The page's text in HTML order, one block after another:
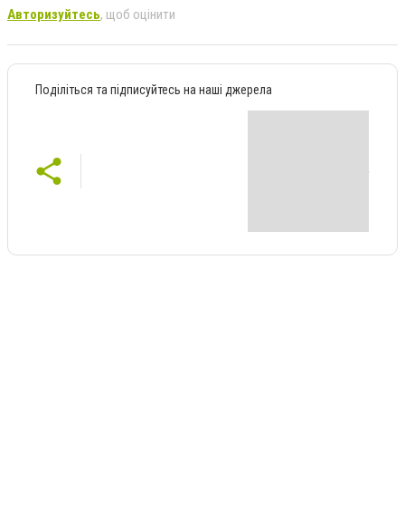
Авторизуйтесь, щоб оцінити
Поділіться та підписуйтесь на наші джерела